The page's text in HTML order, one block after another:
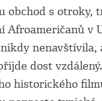
obchod s otroky,
v
nenavštívila,
dost
historického